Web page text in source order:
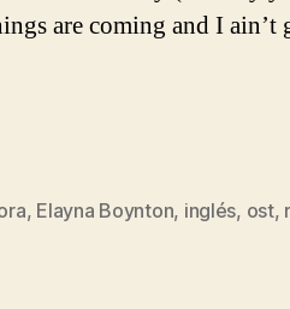
are coming and I ain’t
, Elayna Boynton, inglés, ost,